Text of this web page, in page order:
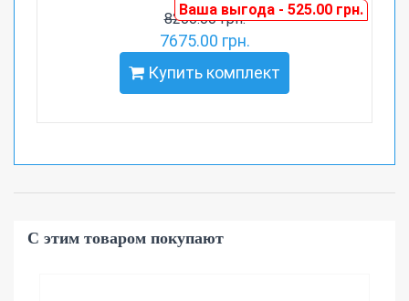
Ваша выгода - 525.00 грн.
8200.00 грн.
7675.00 грн.
Купить комплект
С этим товаром покупают